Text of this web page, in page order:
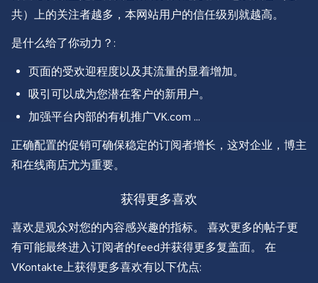
共）上的关注者越多，本网站用户的信任级别就越高。
是什么给了你动力？:
页面的受欢迎程度以及其流量的显着增加。
吸引可以成为您潜在客户的新用户。
加强平台内部的有机推广VK.com ...
正确配置的促销可确保稳定的订阅者增长，这对企业，博主
和在线商店尤为重要。
获得更多喜欢
喜欢是观众对您的内容感兴趣的指标。 喜欢更多的帖子更
有可能最终进入订阅者的feed并获得更多复盖面。 在
VKontakte上获得更多喜欢有以下优点: